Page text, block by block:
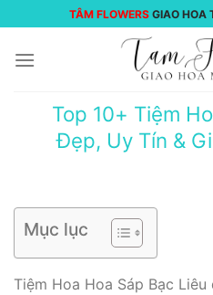
đến
nội
TÂM FLOWERS GIAO HOA
Top 10+ Tiệm
Đẹp, Uy Tín &
Mục lục
Tiệm Hoa Hoa Sáp Bạc